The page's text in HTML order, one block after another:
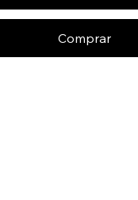
Comprar